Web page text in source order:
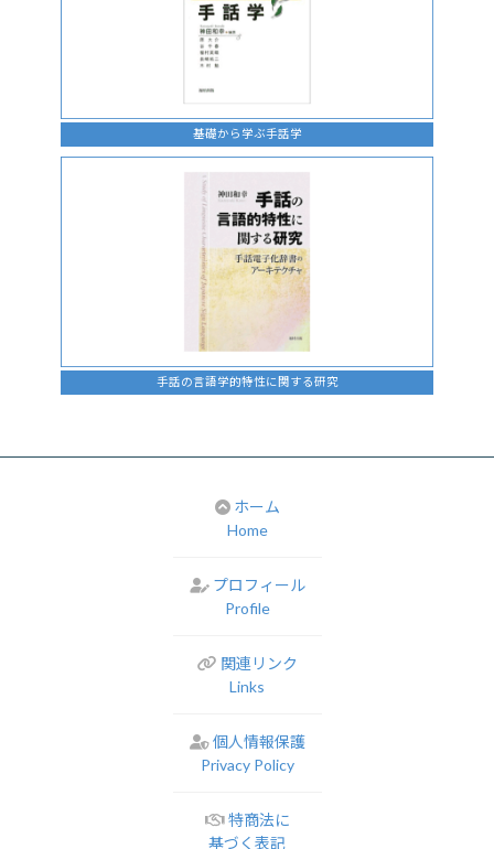
基礎から学ぶ手話学
手話の言語学的特性に関する研究
ホーム
Home
プロフィール
Profile
関連リンク
Links
個人情報保護
Privacy Policy
特商法に
基づく表記